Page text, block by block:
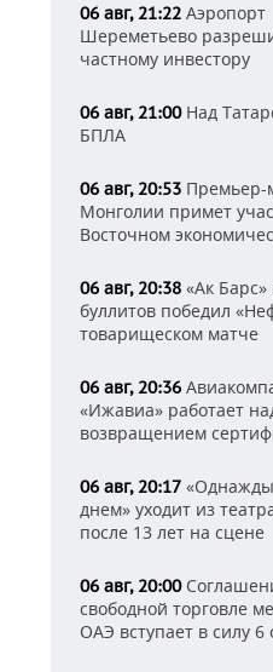
06 авг, 21:22 Аэропорт
Шереметьево
частному инвестору
06 авг, 21:00Над
БПЛА
06 авг, 20:53 Премьер-
Монголии примет
Восточном
06 авг, 20:38 «Ак
буллитов победил
товарищеском матче
06 авг, 20:36
«Ижавиа» работает
возвращением
06 авг, 20:17
днем» уходит из
после 13 лет на сцене
06 авг, 20:00
свободной торговле
ОАЭ вступает в силу 6